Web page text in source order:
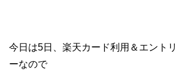
今日は5日、楽天カード利用＆エント
ーなので